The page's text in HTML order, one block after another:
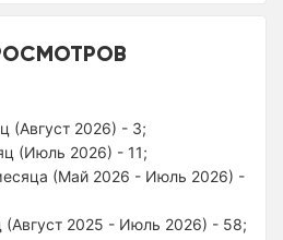
(Август 2026) - 3;
(Июль 2026) - 11;
(Май 2026 - Июль 2026) -
(Август 2025 - Июль 2026) - 58;